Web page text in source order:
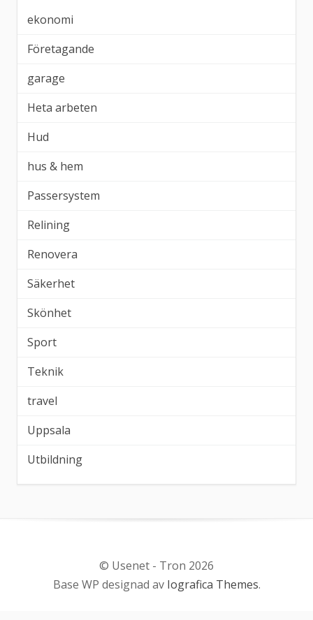
ekonomi
Företagande
garage
Heta arbeten
Hud
hus & hem
Passersystem
Relining
Renovera
Säkerhet
Skönhet
Sport
Teknik
travel
Uppsala
Utbildning
© Usenet - Tron 2026
Base WP designad av Iografica Themes.